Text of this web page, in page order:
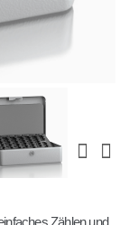
x
Zählen und